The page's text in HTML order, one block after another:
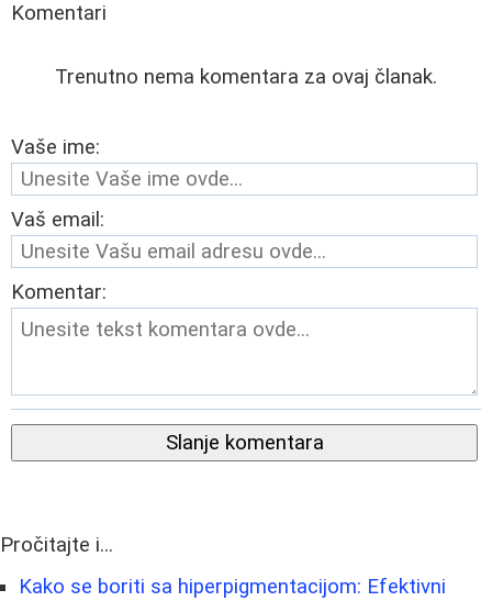
Komentari
Trenutno nema komentara za ovaj članak.
Vaše ime:
Vaš email:
Komentar:
Slanje komentara
Pročitajte i...
Kako se boriti sa hiperpigmentacijom: Efektivni